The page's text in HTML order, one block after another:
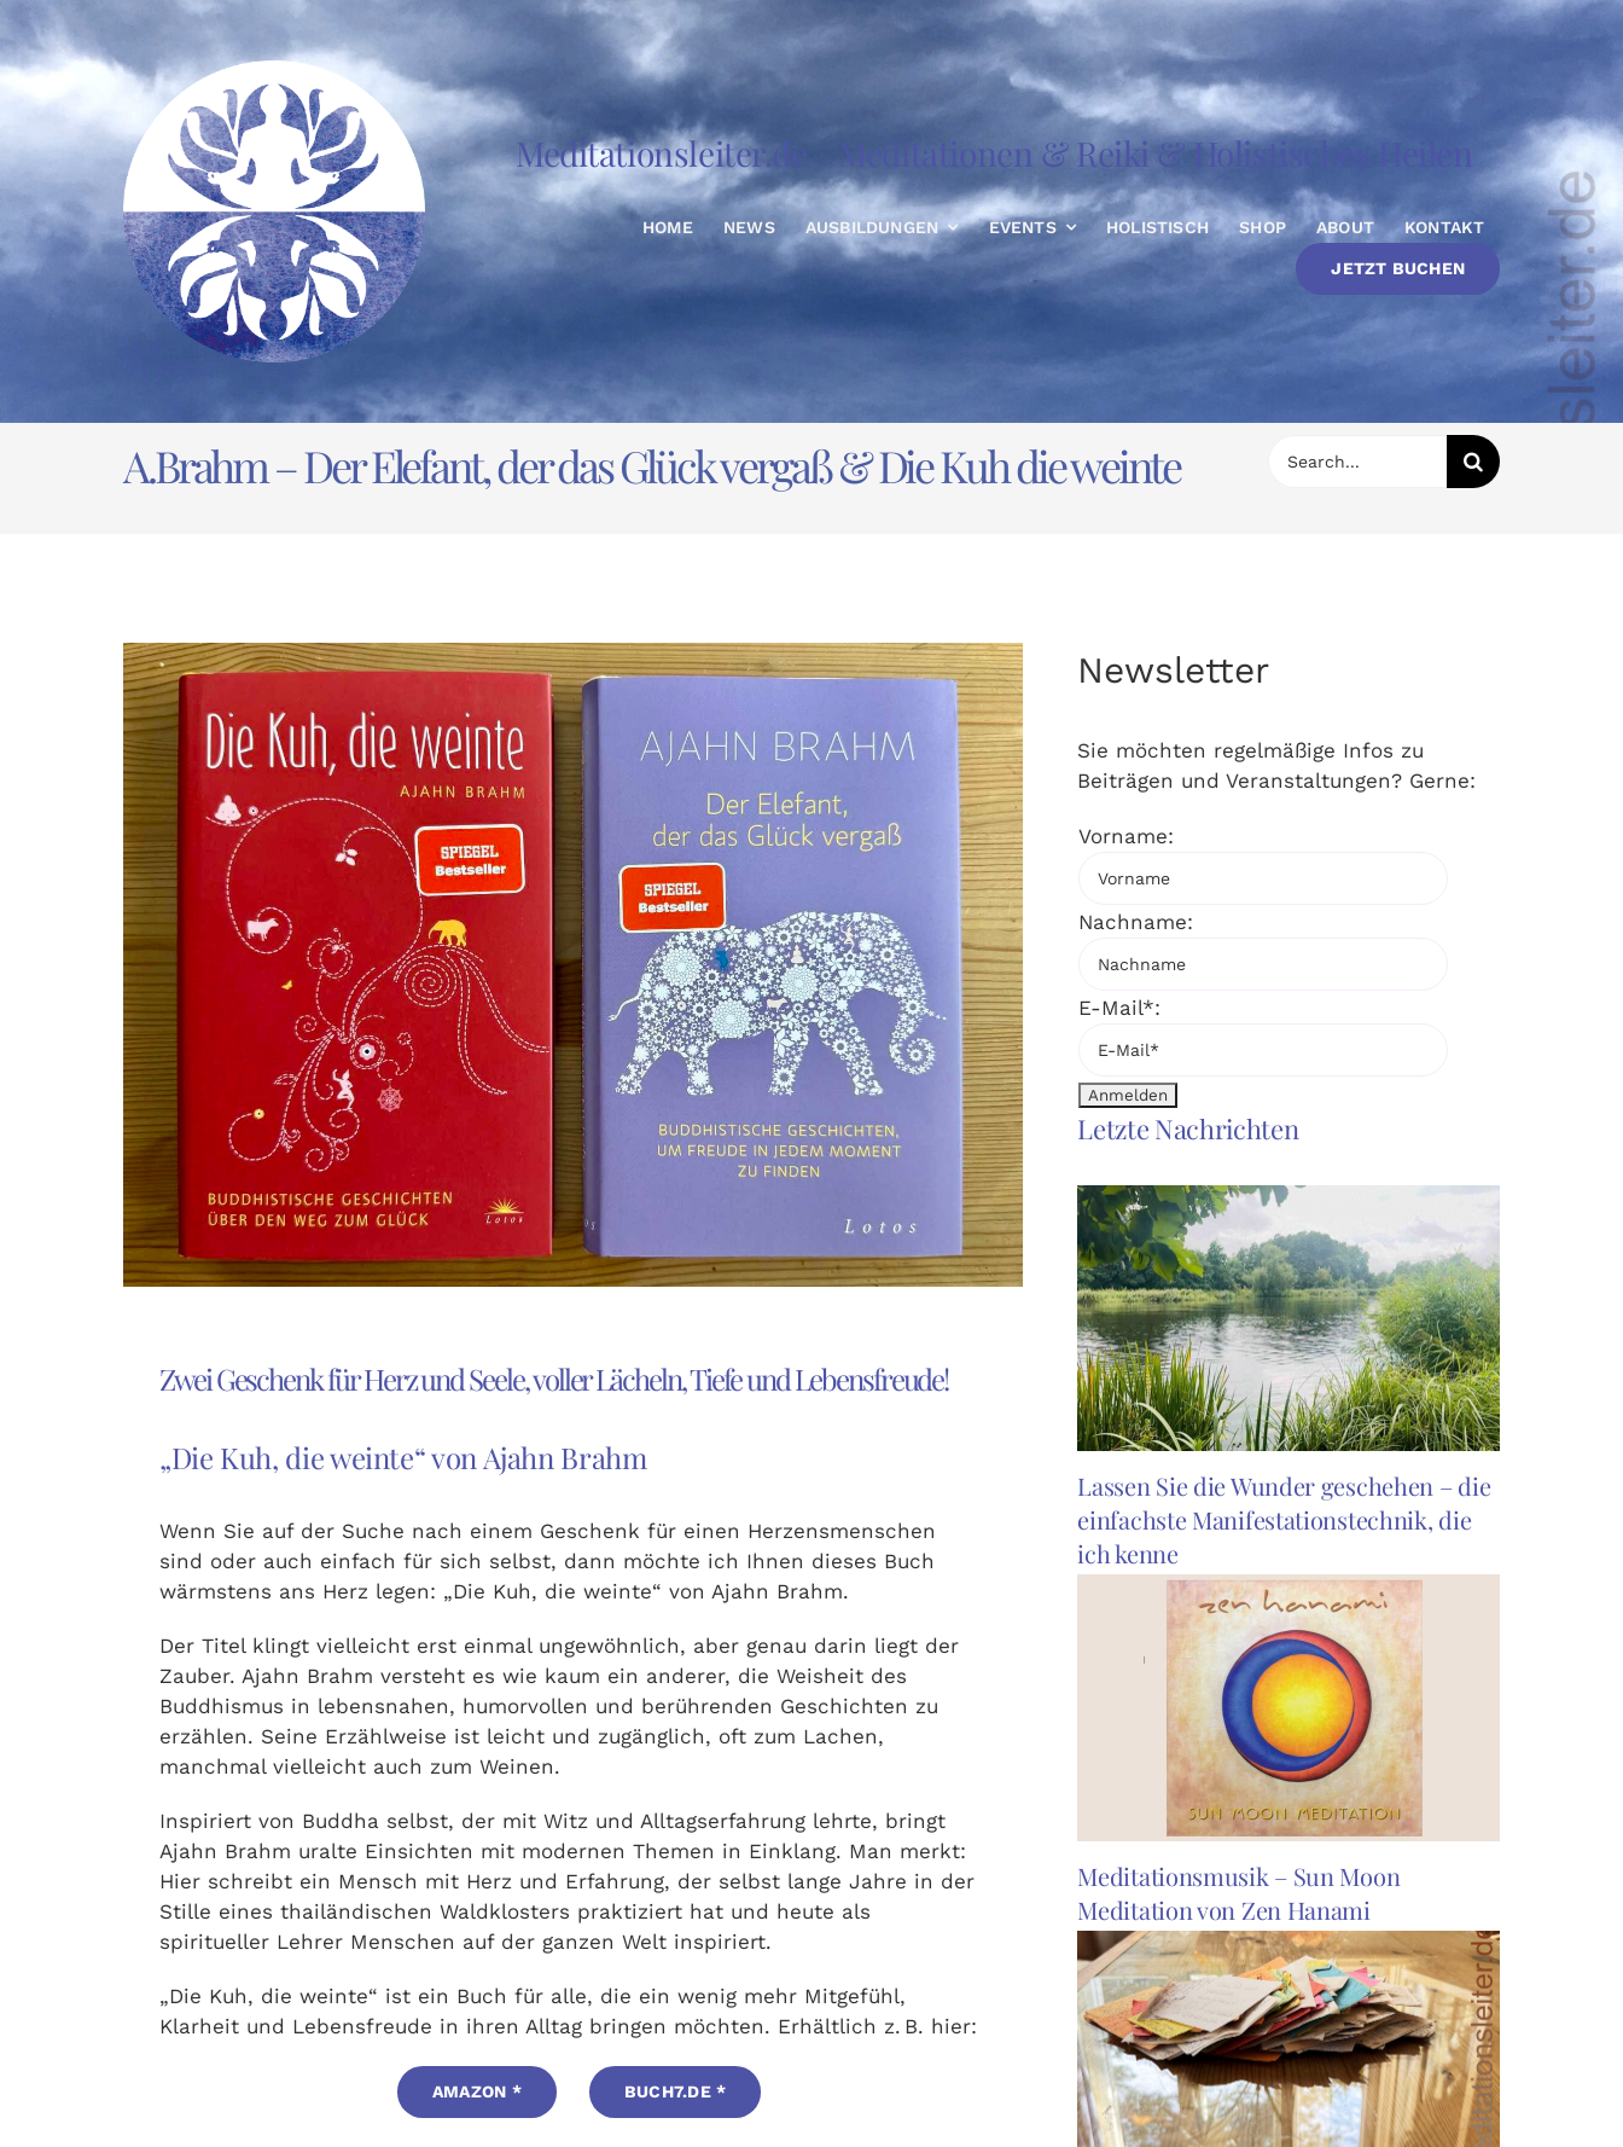
Inhalt
springen
Meditationsleiter.de Meditationen & Reiki & Holistisches Heilen
HOME NEWS AUSBILDUNGEN EVENTS HOLISTISCH SHOP ABOUT KONTAKT
JETZT BUCHEN
A.Brahm – Der Elefant, der das Glück vergaß & Die Kuh die weinte
Zwei Geschenk für Herz und Seele, voller Lächeln, Tiefe und Lebensfreude!
„Die Kuh, die weinte“ von Ajahn Brahm
Wenn Sie auf der Suche nach einem Geschenk für einen Herzensmenschen
sind oder auch einfach für sich selbst, dann möchte ich Ihnen dieses Buch
wärmstens ans Herz legen: „Die Kuh, die weinte“ von Ajahn Brahm.
Der Titel klingt vielleicht erst einmal ungewöhnlich, aber genau darin liegt der
Zauber. Ajahn Brahm versteht es wie kaum ein anderer, die Weisheit des
Buddhismus in lebensnahen, humorvollen und berührenden Geschichten zu
erzählen. Seine Erzählweise ist leicht und zugänglich, oft zum Lachen,
manchmal vielleicht auch zum Weinen.
Inspiriert von Buddha selbst, der mit Witz und Alltagserfahrung lehrte, bringt
Ajahn Brahm uralte Einsichten mit modernen Themen in Einklang. Man merkt:
Hier schreibt ein Mensch mit Herz und Erfahrung, der selbst lange Jahre in der
Stille eines thailändischen Waldklosters praktiziert hat und heute als
spiritueller Lehrer Menschen auf der ganzen Welt inspiriert.
„Die Kuh, die weinte“ ist ein Buch für alle, die ein wenig mehr Mitgefühl,
Klarheit und Lebensfreude in ihren Alltag bringen möchten. Erhältlich z. B. hier:
AMAZON * BUCH7.DE *
Newsletter
Sie möchten regelmäßige Infos zu
Beiträgen und Veranstaltungen? Gerne:
Vorname:
Nachname:
E-Mail*:
Letzte Nachrichten
Lassen Sie die Wunder geschehen – die
einfachste Manifestationstechnik, die
ich kenne
Meditationsmusik – Sun Moon
Meditation von Zen Hanami